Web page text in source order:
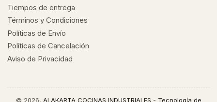
Tiempos de entrega
Términos y Condiciones
Políticas de Envío
Políticas de Cancelación
Aviso de Privacidad
© 2026, ALAKARTA COCINAS INDUSTRIALES - Tecnología de